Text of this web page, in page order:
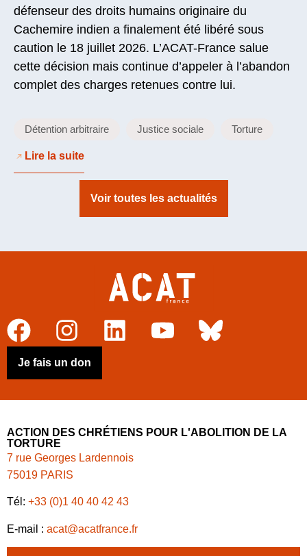
défenseur des droits humains originaire du
Cachemire indien a finalement été libéré sous
caution le 18 juillet 2026. L’ACAT-France salue
cette décision mais continue d’appeler à l’abandon
complet des charges retenues contre lui.
Détention arbitraire Justice sociale Torture
Lire la suite
Voir toutes les actualités
Je fais un don
ACTION DES CHRÉTIENS POUR L'ABOLITION DE LA
TORTURE
7 rue Georges Lardennois
75019 PARIS
Tél: +33 (0)1 40 40 42 43
E-mail : acat@acatfrance.fr